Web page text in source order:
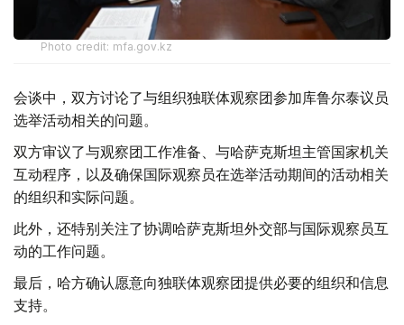
Photo credit: mfa.gov.kz
会谈中，双方讨论了与组织独联体观察团参加库鲁尔泰议员
选举活动相关的问题。
双方审议了与观察团工作准备、与哈萨克斯坦主管国家机关
互动程序，以及确保国际观察员在选举活动期间的活动相关
的组织和实际问题。
此外，还特别关注了协调哈萨克斯坦外交部与国际观察员互
动的工作问题。
最后，哈方确认愿意向独联体观察团提供必要的组织和信息
支持。